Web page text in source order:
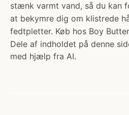
stænk varmt vand, så du kan
at bekymre dig om klistrede
fedtpletter. Køb hos Boy
Dele af indholdet på denne
med hjælp fra AI.